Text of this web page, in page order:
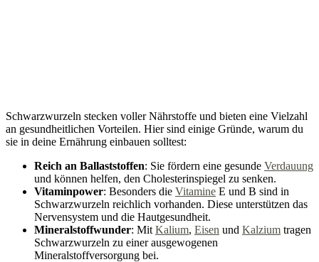
Schwarzwurzeln stecken voller Nährstoffe und bieten eine Vielzahl
an gesundheitlichen Vorteilen. Hier sind einige Gründe, warum du
sie in deine Ernährung einbauen solltest:
Reich an Ballaststoffen: Sie fördern eine gesunde Verdauung
und können helfen, den Cholesterinspiegel zu senken.
Vitaminpower: Besonders die Vitamine E und B sind in
Schwarzwurzeln reichlich vorhanden. Diese unterstützen das
Nervensystem und die Hautgesundheit.
Mineralstoffwunder: Mit Kalium, Eisen und Kalzium tragen
Schwarzwurzeln zu einer ausgewogenen
Mineralstoffversorgung bei.